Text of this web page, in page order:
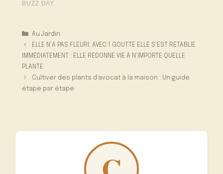
Catégories
Au Jardin
ELLE N’A PAS FLEURI, AVEC 1 GOUTTE ELLE S’EST RÉTABLIE
IMMÉDIATEMENT : ELLE REDONNE VIE À N’IMPORTE QUELLE
PLANTE
Cultiver des plants d’avocat à la maison : Un guide
étape par étape